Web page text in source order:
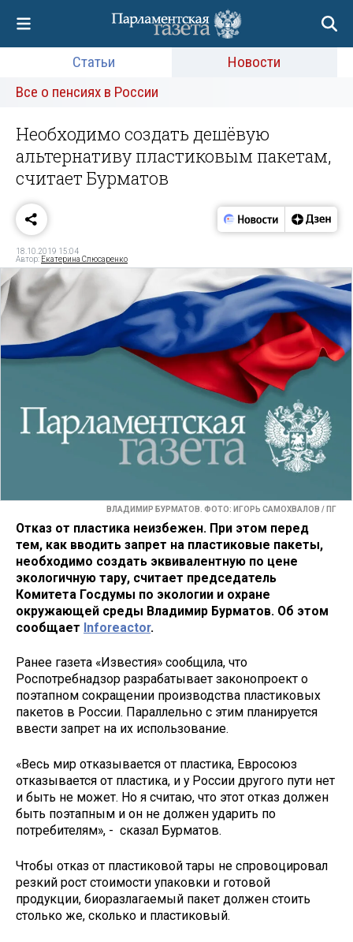
Статьи
Новости
Все о пенсиях в России
Необходимо создать дешёвую
альтернативу пластиковым пакетам,
считает Бурматов
18.10.2019 15:04
Автор: Екатерина Слюсаренко
ВЛАДИМИР БУРМАТОВ. ФОТО: ИГОРЬ САМОХВАЛОВ / ПГ
Отказ от пластика неизбежен. При этом перед
тем, как вводить запрет на пластиковые пакеты,
необходимо создать эквивалентную по цене
экологичную тару, считает председатель
Комитета Госдумы по экологии и охране
окружающей среды Владимир Бурматов. Об этом
сообщает Inforeactor.
Ранее газета «Известия» сообщила, что
Роспотребнадзор разрабатывает законопроект о
поэтапном сокращении производства пластиковых
пакетов в России. Параллельно с этим планируется
ввести запрет на их использование.
«Весь мир отказывается от пластика, Евросоюз
отказывается от пластика, и у России другого пути нет
и быть не может. Но я считаю, что этот отказ должен
быть поэтапным и он не должен ударить по
потребителям», - сказал Бурматов.
Чтобы отказ от пластиковой тары не спровоцировал
резкий рост стоимости упаковки и готовой
продукции, биоразлагаемый пакет должен стоить
столько же, сколько и пластиковый.